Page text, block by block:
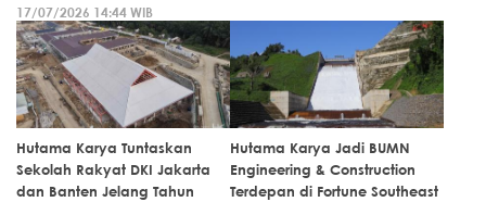
17/07/2026 14:44 WIB
Hutama Karya Tuntaskan
Sekolah Rakyat DKI Jakarta
dan Banten Jelang Tahun
Hutama Karya Jadi BUMN
Engineering & Construction
Terdepan di Fortune Southeast